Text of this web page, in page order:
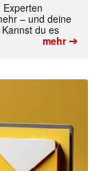
Experten
– und deine
du es
mehr➔